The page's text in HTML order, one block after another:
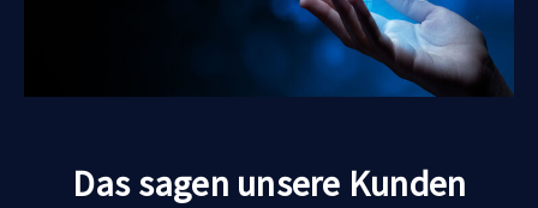
Das sagen unsere Kunden